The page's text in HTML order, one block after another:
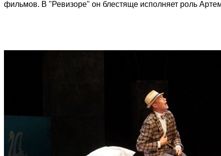
фильмов. В "Ревизоре" он блестяще исполняет роль